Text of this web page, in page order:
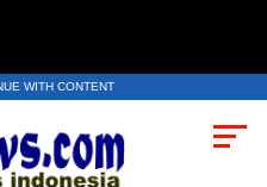
WITH CONTENT